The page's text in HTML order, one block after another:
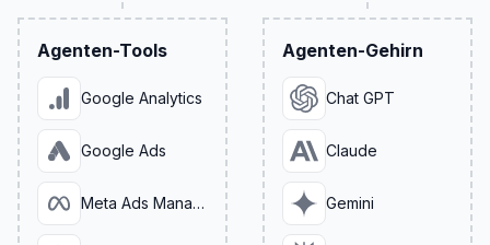
Agenten-Tools
Google Analytics
Google Ads
Meta Ads Manager
Agenten-Gehirn
Chat GPT
Claude
Gemini